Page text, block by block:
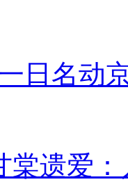
日名动
棠遗爱